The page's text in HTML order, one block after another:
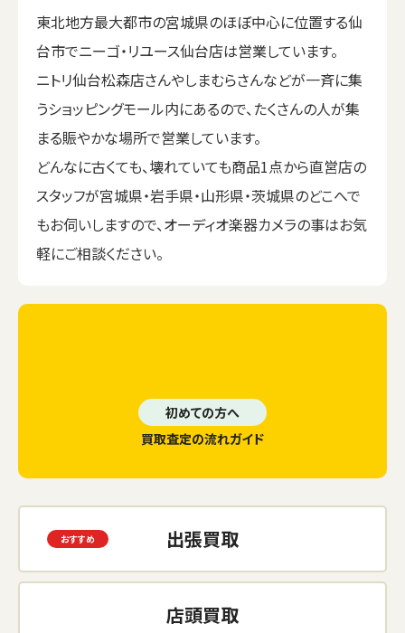
東北地方最大都市の宮城県のほぼ中心に位置する仙
台市でニーゴ・リユース仙台店は営業しています。
ニトリ仙台松森店さんやしまむらさんなどが一斉に集
うショッピングモール内にあるので、たくさんの人が集
まる賑やかな場所で営業しています。
どんなに古くても、壊れていても商品1点から直営店の
スタッフが宮城県・岩手県・山形県・茨城県のどこへで
もお伺いしますので、オーディオ楽器カメラの事はお気
軽にご相談ください。
初めての方へ
買取査定の流れガイド
出張買取
店頭買取